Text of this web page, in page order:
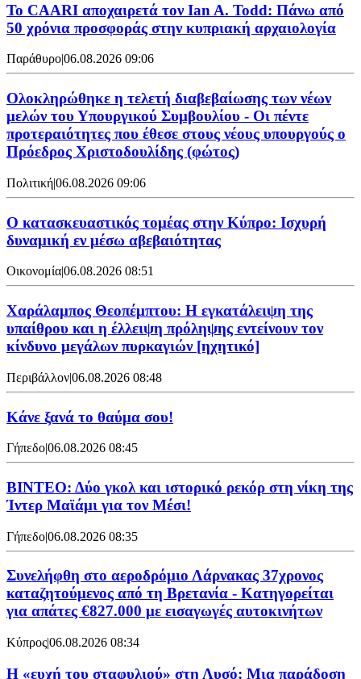
Το CAARI αποχαιρετά τον Ian A. Todd: Πάνω από
50 χρόνια προσφοράς στην κυπριακή αρχαιολογία
Παράθυρο06.08.2026 09:06
Ολοκληρώθηκε η τελετή διαβεβαίωσης των νέων
μελών του Υπουργικού Συμβουλίου - Οι πέντε
προτεραιότητες που έθεσε στους νέους υπουργούς ο
Πρόεδρος Χριστοδουλίδης (φώτος)
Πολιτική|06.08.2026 09:06
Ο κατασκευαστικός τομέας στην Κύπρο: Ισχυρή
δυναμική εν μέσω αβεβαιότητας
Οικονομία|06.08.2026 08:51
Χαράλαμπος Θεοπέμπτου: Η εγκατάλειψη της
υπαίθρου και η έλλειψη πρόληψης εντείνουν τον
κίνδυνο μεγάλων πυρκαγιών [ηχητικό]
Περιβάλλον|06.08.2026 08:48
Κάνε ξανά το θαύμα σου!
Γήπεδο|06.08.2026 08:45
ΒΙΝΤΕΟ: Δύο γκολ και ιστορικό ρεκόρ στη νίκη της
Ίντερ Μαϊάμι για τον Μέσι!
Γήπεδο|06.08.2026 08:35
Συνελήφθη στο αεροδρόμιο Λάρνακας 37χρονος
καταζητούμενος από τη Βρετανία - Κατηγορείται
για απάτες €827.000 με εισαγωγές αυτοκινήτων
Κύπρος|06.08.2026 08:34
Η «ευχή του σταφυλιού» στη Λυσό: Μια παράδοση